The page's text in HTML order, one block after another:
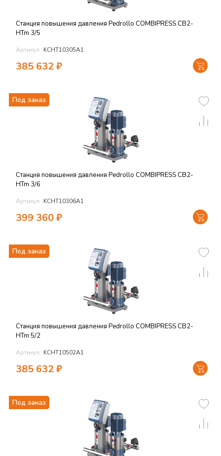
Станция повышения давления Pedrollo COMBIPRESS CB2-
HTm 3/5
Артикул: KCHT10305A1
385 632₽
Под заказ
Станция повышения давления Pedrollo COMBIPRESS CB2-
HTm 3/6
Артикул: KCHT10306A1
399 360₽
Под заказ
Станция повышения давления Pedrollo COMBIPRESS CB2-
HTm 5/2
Артикул: KCHT10502A1
385 632₽
Под заказ